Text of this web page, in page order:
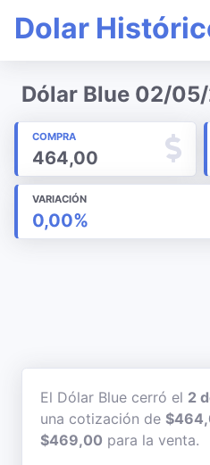
Dolar
Dólar Blue 02/
COMPRA
464,00
VARIACIÓN
0,00%
El Dólar Blue cerró el 2
una cotización de
$469,00 para la venta.